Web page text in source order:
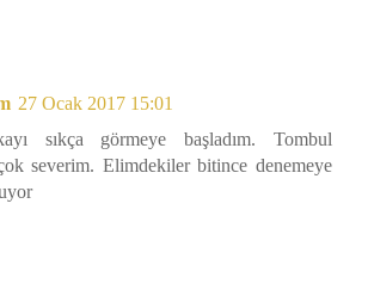
27 Ocak 2017 15:01
sıkça görmeye başladım. Tombul
severim. Elimdekiler bitince denemeye